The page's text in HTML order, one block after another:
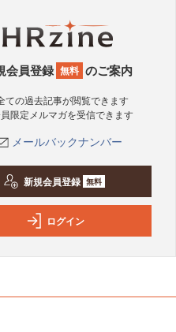
会員登録 無料 のご案内
ての過去記事が閲覧できます
員限定メルマガを受信できます
メールバックナンバー
新規会員登録 無料
ログイン